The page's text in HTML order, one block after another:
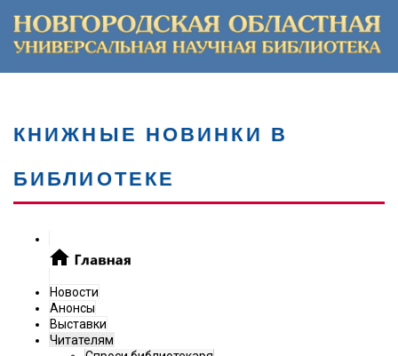
КНИЖНЫЕ НОВИНКИ В
БИБЛИОТЕКЕ
Новости
Анонсы
Выставки
Читателям